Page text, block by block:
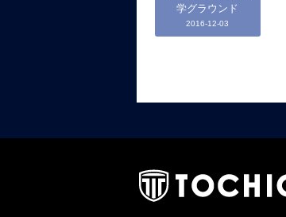
学グラウンド
2016-12-03